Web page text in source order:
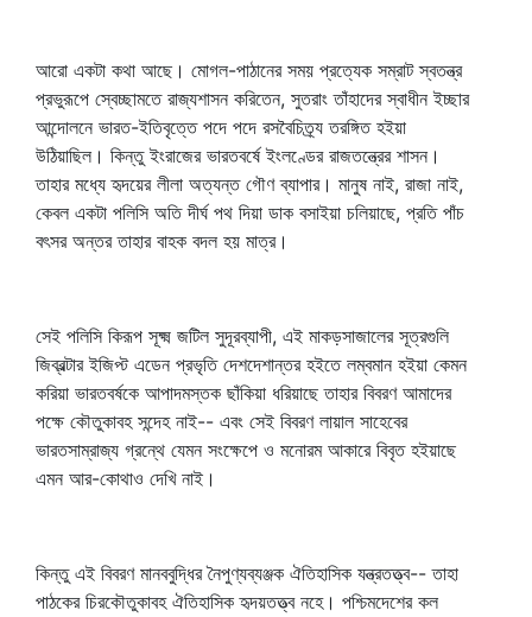
আরো একটা কথা আছে। মোগল-পাঠানের সময় প্রত্যেক সম্রাট স্বতন্ত্র
প্রভুরূপে স্বেচ্ছামতে রাজ্যশাসন করিতেন, সুতরাং তাঁহাদের স্বাধীন ইচ্ছার
আন্দোলনে ভারত-ইতিবৃত্তে পদে পদে রসবৈচিত্র্য তরঙ্গিত হইয়া
উঠিয়াছিল। কিন্তু ইংরাজের ভারতবর্ষে ইংলণ্ডের রাজতন্ত্রের শাসন।
তাহার মধ্যে হৃদয়ের লীলা অত্যন্ত গৌণ ব্যাপার। মানুষ নাই, রাজা নাই,
কেবল একটা পলিসি অতি দীর্ঘ পথ দিয়া ডাক বসাইয়া চলিয়াছে, প্রতি পাঁচ
বৎসর অন্তর তাহার বাহক বদল হয় মাত্র।
সেই পলিসি কিরূপ সূক্ষ্ম জটিল সুদূরব্যাপী, এই মাকড়সাজালের সূত্রগুলি
জিব্রল্টার ইজিপ্ট এডেন প্রভৃতি দেশদেশান্তর হইতে লম্বমান হইয়া কেমন
করিয়া ভারতবর্ষকে আপাদমস্তক ছাঁকিয়া ধরিয়াছে তাহার বিবরণ আমাদের
পক্ষে কৌতুকাবহ সন্দেহ নাই-- এবং সেই বিবরণ লায়াল সাহেবের
ভারতসাম্রাজ্য গ্রন্থে যেমন সংক্ষেপে ও মনোরম আকারে বিবৃত হইয়াছে
এমন আর-কোথাও দেখি নাই।
কিন্তু এই বিবরণ মানববুদ্ধির নৈপুণ্যব্যঞ্জক ঐতিহাসিক যন্ত্রতত্ত্ব-- তাহা
পাঠকের চিরকৌতুকাবহ ঐতিহাসিক হৃদয়তত্ত্ব নহে। পশ্চিমদেশের কল